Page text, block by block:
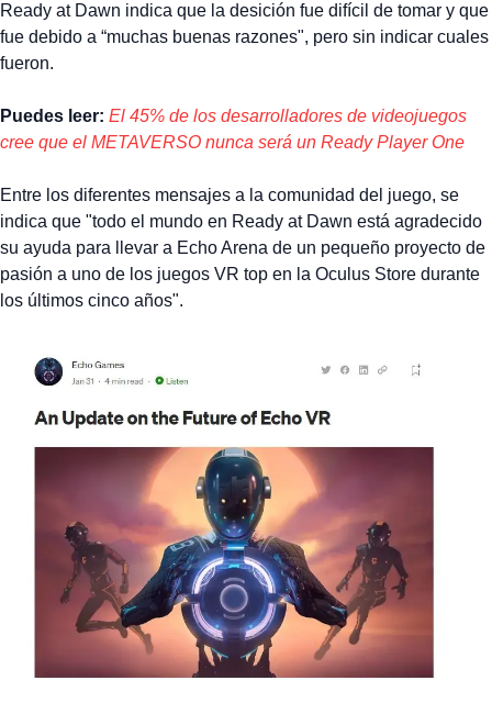
Ready at Dawn indica que la desición fue difícil de tomar y que
fue debido a “muchas buenas razones", pero sin indicar cuales
fueron.
Puedes leer: El 45% de los desarrolladores de videojuegos
cree que el METAVERSO nunca será un Ready Player One
Entre los diferentes mensajes a la comunidad del juego, se
indica que "todo el mundo en Ready at Dawn está agradecido
su ayuda para llevar a Echo Arena de un pequeño proyecto de
pasión a uno de los juegos VR top en la Oculus Store durante
los últimos cinco años".